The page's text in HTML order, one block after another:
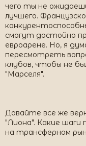
чего ты не
лучшего.
смогут достойно
евроарене. Но, я
пересмотреть
клубов, чтобы не
"Марселя".
Давайте все же
"Лиона". Какие
на трансферном